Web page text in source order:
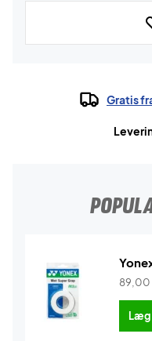
Gratis
89,00
Læg